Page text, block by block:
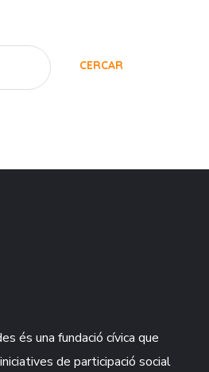
CERCAR
és una fundació cívica que
de participació social